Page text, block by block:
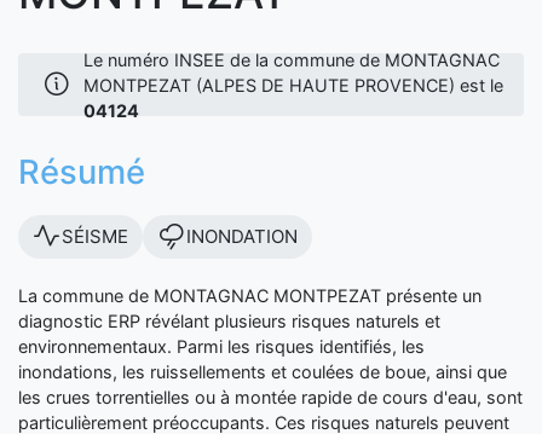
Le numéro INSEE de la commune de MONTAGNAC
MONTPEZAT (ALPES DE HAUTE PROVENCE) est le
04124
Résumé
SÉISME INONDATION
La commune de MONTAGNAC MONTPEZAT présente un
diagnostic ERP révélant plusieurs risques naturels et
environnementaux. Parmi les risques identifiés, les
inondations, les ruissellements et coulées de boue, ainsi que
les crues torrentielles ou à montée rapide de cours d'eau, sont
particulièrement préoccupants. Ces risques naturels peuvent